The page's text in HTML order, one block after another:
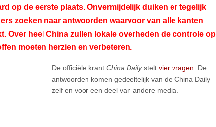
op de eerste plaats. Onvermijdelijk duiken er tegelijk
zoeken naar antwoorden waarvoor van alle kanten
Over heel China zullen lokale overheden de controle op
moeten herzien en verbeteren.
De officiële krant China Dailystelt vier vragen . De
antwoorden komen gedeeltelijk van de China Daily
zelf en voor een deel van andere media.